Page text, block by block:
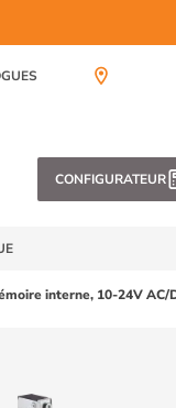
location_on
CONFIGURATEUR
interne, 10-24V AC/